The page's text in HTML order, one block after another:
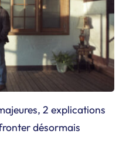
2 explications
désormais